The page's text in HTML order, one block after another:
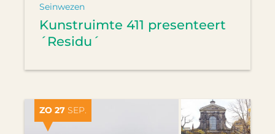
Seinwezen
Kunstruimte 411 presenteert
´Residu´
ZO 27 SEP.